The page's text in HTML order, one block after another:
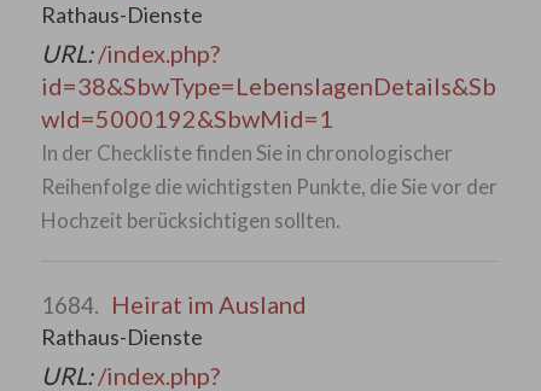
Rathaus-Dienste
URL:/index.php?
id=38&SbwType=LebenslagenDetails&Sb
wId=5000192&SbwMid=1
In der Checkliste finden Sie in chronologischer
Reihenfolge die wichtigsten Punkte, die Sie vor der
Hochzeit berücksichtigen sollten.
1684. Heirat im Ausland
Rathaus-Dienste
URL:/index.php?